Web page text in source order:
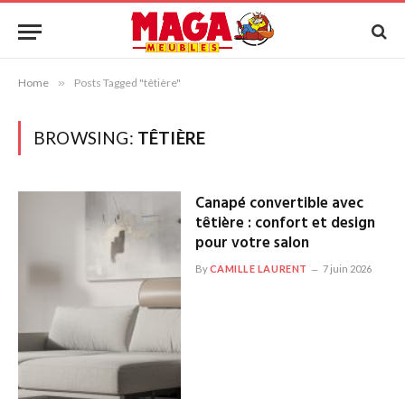
Home » Posts Tagged "têtière"
BROWSING: TÊTIÈRE
Canapé convertible avec
têtière : confort et design
pour votre salon
ByCAMILLE LAURENT 7 juin 2026